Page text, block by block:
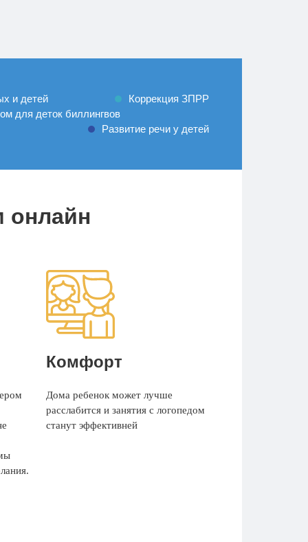
и детей
Коррекция ЗПРР
для деток биллингвов
Развитие речи у детей
онлайн
Комфорт
Дома ребенок может лучше
расслабится и занятия с логопедом
станут эффективней